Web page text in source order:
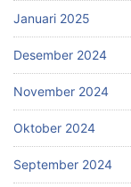
Januari 2025
Desember 2024
November 2024
Oktober 2024
September 2024